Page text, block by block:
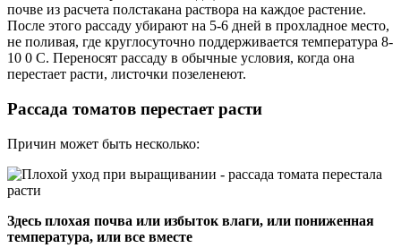
почве из расчета полстакана раствора на каждое растение.
После этого рассаду убирают на 5-6 дней в прохладное место,
не поливая, где круглосуточно поддерживается температура 8-
10 0 С. Переносят рассаду в обычные условия, когда она
перестает расти, листочки позеленеют.
Рассада томатов перестает расти
Причин может быть несколько:
Здесь плохая почва или избыток влаги, или пониженная
температура, или все вместе